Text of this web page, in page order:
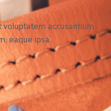
accusantium
eaque ipsa.